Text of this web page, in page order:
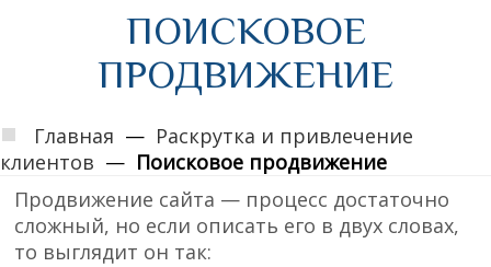
Создание сайтов
Мобильные приложения
Crm-системы
А также
Цены
Контакты
ПОИСКОВОЕ
ПРОДВИЖЕНИЕ
Главная — Раскрутка и привлечение
клиентов — Поисковое продвижение
Продвижение сайта — процесс достаточно
сложный, но если описать его в двух словах,
то выглядит он так: